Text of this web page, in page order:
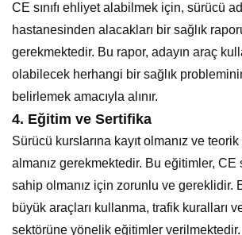
CE sınıfı ehliyet alabilmek için, sürücü
hastanesinden alacakları bir sağlık
gerekmektedir. Bu rapor, adayın araç
olabilecek herhangi bir sağlık
belirlemek amacıyla alınır.
4. Eğitim ve Sertifika
Sürücü kurslarına kayıt olmanız ve
almanız gerekmektedir. Bu eğitimler, CE
sahip olmanız için zorunlu ve gereklidir.
büyük araçları kullanma, trafik kuralları ve
sektörüne yönelik eğitimler verilmektedir.